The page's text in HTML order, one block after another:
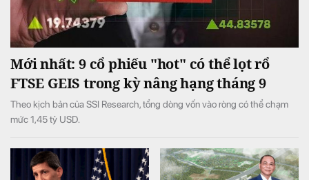
Mới nhất: 9 cổ phiếu "hot" có thể lọt rổ
FTSE GEIS trong kỳ nâng hạng tháng 9
Theo kịch bản của SSI Research, tổng dòng vốn vào ròng có thể chạm
mức 1,45 tỷ USD.